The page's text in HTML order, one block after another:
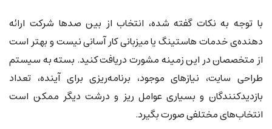
با توجه به نکات گفته شده، انتخاب از بین صدها شرکت ارائه
دهنده‌ی خدمات هاستینگ یا میزبانی کار آسانی نیست و بهتر است
از متخصصان در این زمینه مشورت دریافت کنید. بسته به سیستم
طراحی سایت، نیازهای موجود، برنامه‌ریزی برای آینده، تعداد
بازدیدکنندگان و بسیاری عوامل ریز و درشت دیگر ممکن است
انتخاب‌های مختلفی صورت بگیرد.